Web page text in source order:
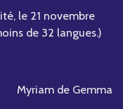
le 21 novembre
de 32 langues.)
Myriam de Gemma